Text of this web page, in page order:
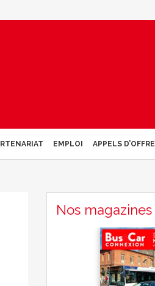
EMPLOI APPELS D’OFFRE
Nos magazines